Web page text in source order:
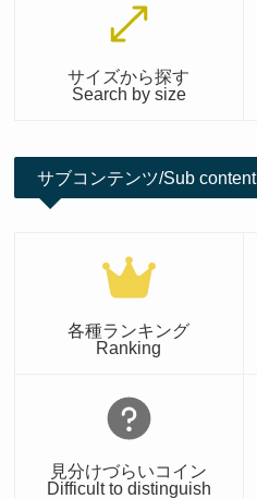
サイズから探す
Search by size
サブコンテンツ/Sub content
各種ランキング
Ranking
見分けづらいコイン
Difficult to distinguish